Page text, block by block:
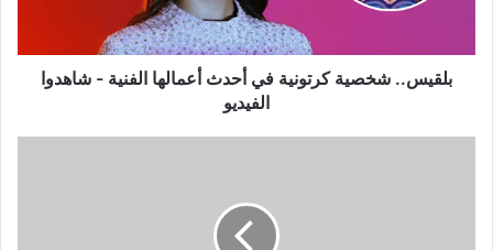
شاهدوا
الفيديوبلقيس.. شخصية كرتونية في أحدث أعمالها الفنية - شاهدوا
الفيديو